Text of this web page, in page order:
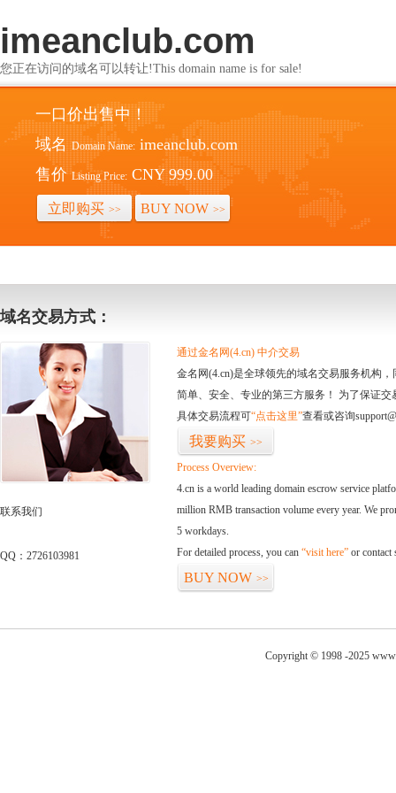
imeanclub.com
您正在访问的域名可以转让!This domain name is for sale!
一口价出售中！
域名 Domain Name: imeanclub.com
售价 Listing Price: CNY 999.00
立即购买 >> BUY NOW >>
域名交易方式：
联系我们
QQ：2726103981
通过金名网(4.cn) 中介交易
金名网(4.cn)是全球领先的域名交易服务机构
简单、安全、专业的第三方服务！ 为了保证
具体交易流程可“点击这里”查看或咨询
我要购买 >>
Process Overview:
4.cn is a world leading domain escrow service
million RMB transaction volume every year. We
5 workdays.
For detailed process, you can “visit here” or contact
BUY NOW >>
Copyright © 1998 -2025